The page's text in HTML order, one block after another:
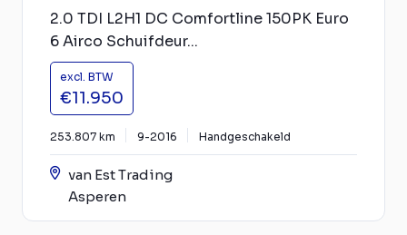
2.0 TDI L2H1 DC Comfortline 150PK Euro
6 Airco Schuifdeur...
excl. BTW
€11.950
253.807 km 9-2016 Handgeschakeld
van Est Trading
Asperen